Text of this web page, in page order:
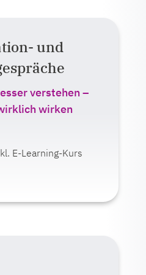
und
verstehen –
wirken
E-Learning-Kurs
einen Blick:
Lernformat:
E-Learning
(online oder
Euro zzgl. MwSt.
einen Blick: